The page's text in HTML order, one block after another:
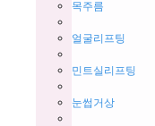
목주름
얼굴리프팅
민트실리프팅
눈썹거상